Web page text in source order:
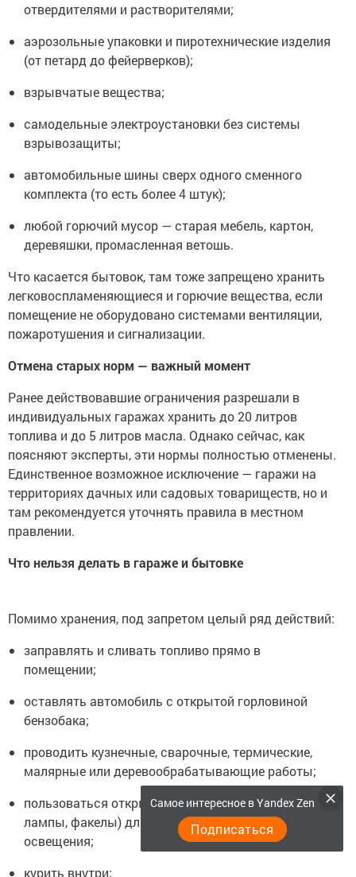
отвердителями и растворителями;
аэрозольные упаковки и пиротехнические изделия
(от петард до фейерверков);
взрывчатые вещества;
самодельные электроустановки без системы
взрывозащиты;
автомобильные шины сверх одного сменного
комплекта (то есть более 4 штук);
любой горючий мусор — старая мебель, картон,
деревяшки, промасленная ветошь.
Что касается бытовок, там тоже запрещено хранить
легковоспламеняющиеся и горючие вещества, если
помещение не оборудовано системами вентиляции,
пожаротушения и сигнализации.
Отмена старых норм — важный момент
Ранее действовавшие ограничения разрешали в
индивидуальных гаражах хранить до 20 литров
топлива и до 5 литров масла. Однако сейчас, как
поясняют эксперты, эти нормы полностью отменены.
Единственное возможное исключение — гаражи на
территориях дачных или садовых товариществ, но и
там рекомендуется уточнять правила в местном
правлении.
Что нельзя делать в гараже и бытовке
Помимо хранения, под запретом целый ряд действий:
заправлять и сливать топливо прямо в
помещении;
оставлять автомобиль с открытой горловиной
бензобака;
проводить кузнечные, сварочные, термические,
малярные или деревообрабатывающие работы;
пользоваться открытым огнем (костры, паяльные
лампы, факелы) для подогрева двигателя или
освещения;
курить внутри;
Самое интересное в Yandex Zen
Подписаться